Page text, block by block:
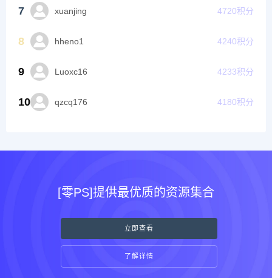
7 xuanjing 4720积分
8 hheno1 4240积分
9 Luoxc16 4233积分
10 qzcq176 4180积分
[零PS]提供最优质的资源集合
立即查看
了解详情